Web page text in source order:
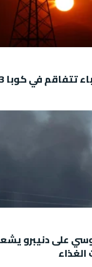
تتفاقم في كوبا 2023
على دنيبرو